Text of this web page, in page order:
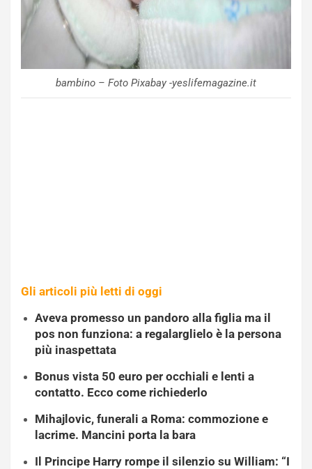
bambino – Foto Pixabay -yeslifemagazine.it
Gli articoli più letti di oggi
Aveva promesso un pandoro alla figlia ma il
pos non funziona: a regalarglielo è la persona
più inaspettata
Bonus vista 50 euro per occhiali e lenti a
contatto. Ecco come richiederlo
Mihajlovic, funerali a Roma: commozione e
lacrime. Mancini porta la bara
Il Principe Harry rompe il silenzio su William: “I